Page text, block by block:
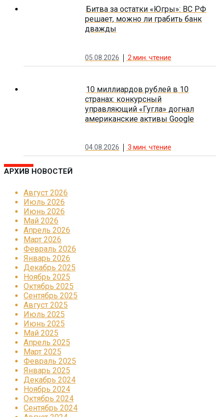
Битва за остатки «Югры»: ВС РФ
решает, можно ли грабить банк
дважды
05.08.2026 2 мин. чтение
10 миллиардов рублей в 10
странах: конкурсный
управляющий «Гугла» догнал
американские активы Google
04.08.2026 3 мин. чтение
АРХИВ НОВОСТЕЙ
Август 2026
Июль 2026
Июнь 2026
Май 2026
Апрель 2026
Март 2026
Февраль 2026
Январь 2026
Декабрь 2025
Ноябрь 2025
Октябрь 2025
Сентябрь 2025
Август 2025
Июль 2025
Июнь 2025
Май 2025
Апрель 2025
Март 2025
Февраль 2025
Январь 2025
Декабрь 2024
Ноябрь 2024
Октябрь 2024
Сентябрь 2024